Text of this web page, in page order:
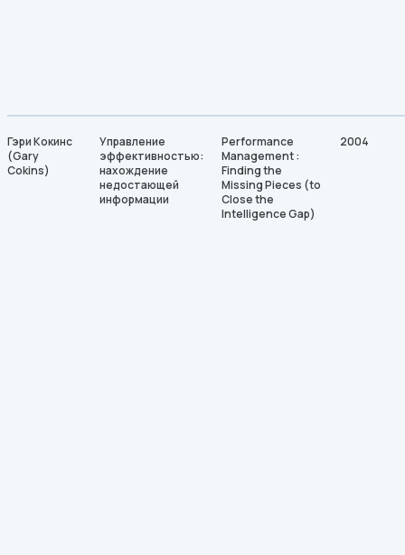
Гэри Кокинс
(Gary
Cokins)
Управление
эффективностью:
нахождение
недостающей
информации
Performance
Management :
Finding the
Missing Pieces (to
Close the
Intelligence Gap)
2004